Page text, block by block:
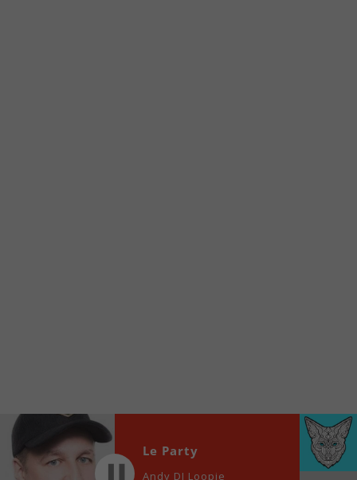
locale vous sont maintenant accessibles en un clic!
Audio
Player
00:00 00:00
Le Party
Andy DJ Loopie